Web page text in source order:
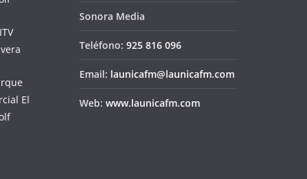
Sonora Media
Teléfono: 925 816 096
Email: launicafm@launicafm.com
Web: www.launicafm.com